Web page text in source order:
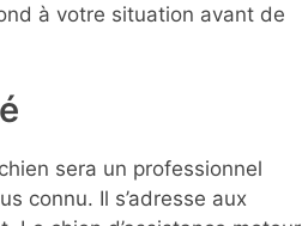
à votre situation avant de
sera un professionnel
connu. Il s’adresse aux